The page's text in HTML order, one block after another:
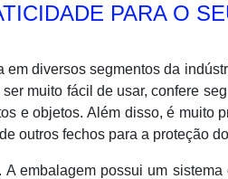
PARA O
diversos segmentos da
muito fácil de usar, confere
e objetos. Além disso, é muito
outros fechos para a proteção
embalagem possui um sistema